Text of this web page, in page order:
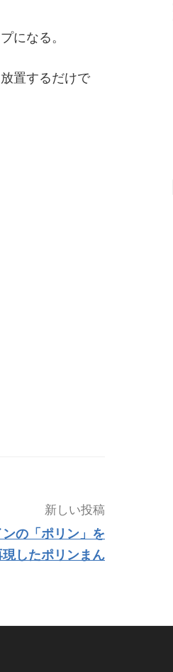
になる。
置するだけで
新しい投稿
の「ポリン」を
現したポリンまん